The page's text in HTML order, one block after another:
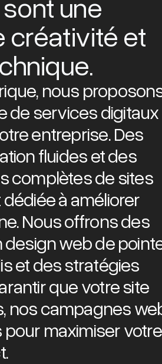
une
créativité et
nous
de services digitaux
entreprise. Des
fluides et des
complètes de sites
à améliorer
Nous offrons des
web de
et des stratégies
que votre site
nos campagnes
maximiser votre